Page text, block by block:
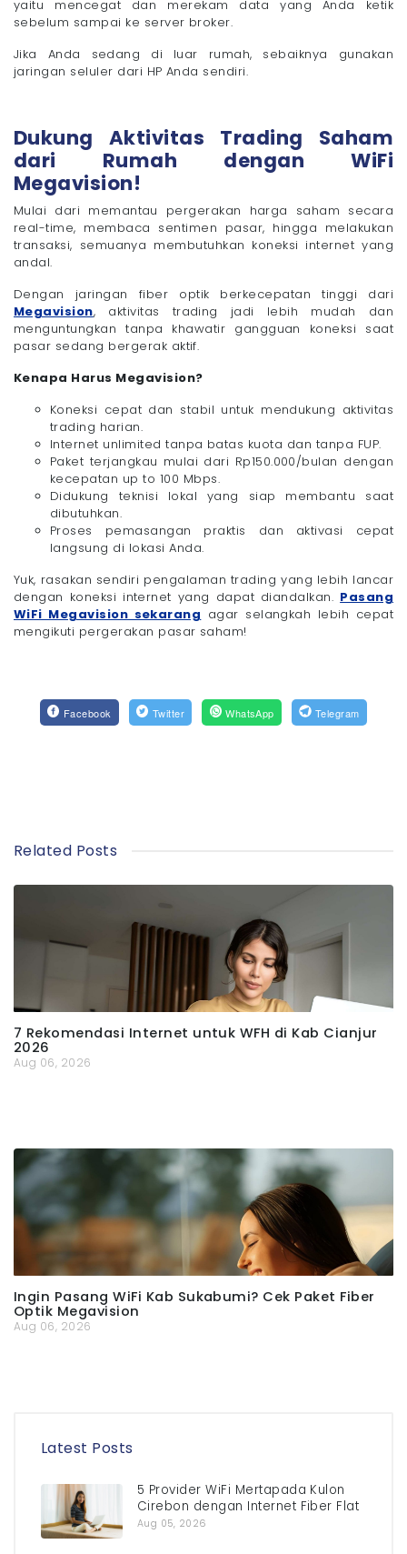
yaitu mencegat dan merekam data yang Anda ketik
sebelum sampai ke server broker.
Jika Anda sedang di luar rumah, sebaiknya gunakan
jaringan seluler dari HP Anda sendiri.
Dukung Aktivitas Trading Saham
dari Rumah dengan WiFi
Megavision!
Mulai dari memantau pergerakan harga saham secara
real-time, membaca sentimen pasar, hingga melakukan
transaksi, semuanya membutuhkan koneksi internet yang
andal.
Dengan jaringan fiber optik berkecepatan tinggi dari
Megavision, aktivitas trading jadi lebih mudah dan
menguntungkan tanpa khawatir gangguan koneksi saat
pasar sedang bergerak aktif.
Kenapa Harus Megavision?
Koneksi cepat dan stabil untuk mendukung aktivitas
trading harian.
Internet unlimited tanpa batas kuota dan tanpa FUP.
Paket terjangkau mulai dari Rp150.000/bulan dengan
kecepatan up to 100 Mbps.
Didukung teknisi lokal yang siap membantu saat
dibutuhkan.
Proses pemasangan praktis dan aktivasi cepat
langsung di lokasi Anda.
Yuk, rasakan sendiri pengalaman trading yang lebih lancar
dengan koneksi internet yang dapat diandalkan. Pasang
WiFi Megavision sekarang agar selangkah lebih cepat
mengikuti pergerakan pasar saham!
Facebook Twitter WhatsApp Telegram
Related Posts
7 Rekomendasi Internet untuk WFH di Kab Cianjur
2026
Aug 06, 2026
Ingin Pasang WiFi Kab Sukabumi? Cek Paket Fiber
Optik Megavision
Aug 06, 2026
Latest Posts
5 Provider WiFi Mertapada Kulon
Cirebon dengan Internet Fiber Flat
Aug 05, 2026